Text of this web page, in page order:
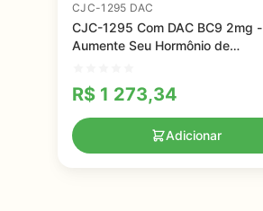
CJC-1295 DAC
CJC-1295 Com DAC BC9 2mg -
Aumente Seu Hormônio de
R$ 1 273,34
Adicionar